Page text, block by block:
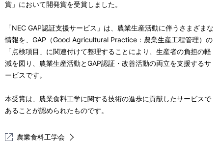
賞」において開発賞を受賞しました。
「NEC GAP認証支援サービス」は、農業生産活動に伴うさまざまな
情報を、GAP（Good Agricultural Practice：農業生産工程管理）の
「点検項目」に関連付けて整理することにより、生産者の負担の軽
減を図り、農業生産活動とGAP認証・改善活動の両立を支援するサ
ービスです。
本受賞は、農業食料工学に関する技術の進歩に貢献したサービスで
あることが認められたものです。
農業食料工学会